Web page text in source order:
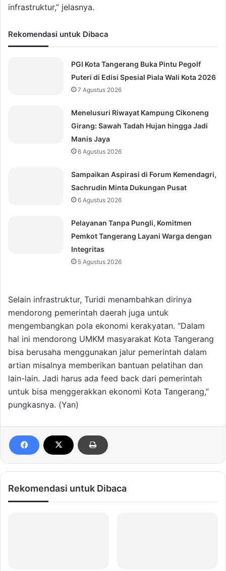
infrastruktur,” jelasnya.
Rekomendasi untuk Dibaca
PGI Kota Tangerang Buka Pintu Pegolf
Puteri di Edisi Spesial Piala Wali Kota 2026
7 Agustus 2026
Menelusuri Riwayat Kampung Cikoneng
Girang: Sawah Tadah Hujan hingga Jadi
Manis Jaya
6 Agustus 2026
Sampaikan Aspirasi di Forum Kemendagri,
Sachrudin Minta Dukungan Pusat
6 Agustus 2026
Pelayanan Tanpa Pungli, Komitmen
Pemkot Tangerang Layani Warga dengan
Integritas
5 Agustus 2026
Selain infrastruktur, Turidi menambahkan dirinya
mendorong pemerintah daerah juga untuk
mengembangkan pola ekonomi kerakyatan. “Dalam
hal ini mendorong UMKM masyarakat Kota Tangerang
bisa berusaha menggunakan jalur pemerintah dalam
artian misalnya memberikan bantuan pelatihan dan
lain-lain. Jadi harus ada feed back dari pemerintah
untuk bisa menggerakkan ekonomi Kota Tangerang,”
pungkasnya. (Yan)
Rekomendasi untuk Dibaca